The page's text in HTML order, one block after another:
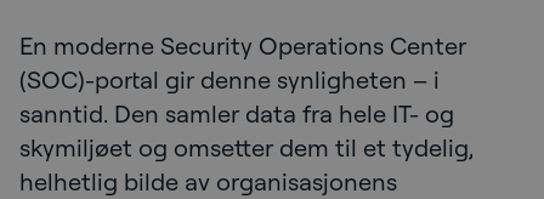
En moderne Security Operations Center
(SOC)-portal gir denne synligheten – i
sanntid. Den samler data fra hele IT- og
skymiljøet og omsetter dem til et tydelig,
helhetlig bilde av organisasjonens